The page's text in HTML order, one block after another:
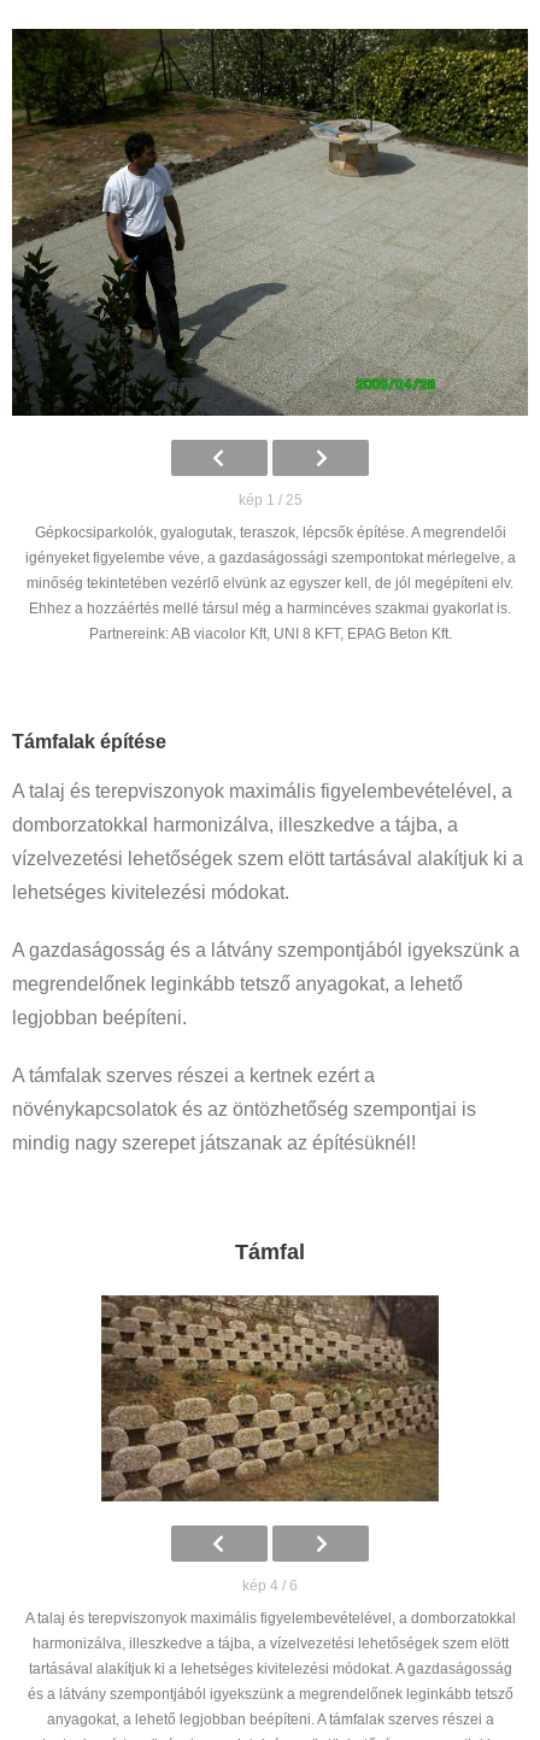
kép 1 / 25
Gépkocsiparkolók, gyalogutak, teraszok, lépcsők építése. A megrendelői
igényeket figyelembe véve, a gazdaságossági szempontokat mérlegelve, a
minőség tekintetében vezérlő elvünk az egyszer kell, de jól megépíteni elv.
Ehhez a hozzáértés mellé társul még a harmincéves szakmai gyakorlat is.
Partnereink: AB viacolor Kft, UNI 8 KFT, EPAG Beton Kft.
Támfal ak építése
A talaj és terepviszonyok maximális figyelembevételével, a
domborzatokkal harmonizálva, illeszkedve a tájba, a
vízelvezetési lehetőségek szem elött tartásával alakítjuk ki a
lehetséges kivitelezési módokat.
A gazdaságosság és a látvány szempontjából igyekszünk a
megrendelőnek leginkább tetsző anyagokat, a lehető
legjobban beépíteni.
A támfalak szerves részei a kertnek ezért a
növénykapcsolatok és az öntözhetőség szempontjai is
mindig nagy szerepet játszanak az építésüknél!
Támfal
kép 4 / 6
A talaj és terepviszonyok maximális figyelembevételével, a domborzatokkal
harmonizálva, illeszkedve a tájba, a vízelvezetési lehetőségek szem elött
tartásával alakítjuk ki a lehetséges kivitelezési módokat. A gazdaságosság
és a látvány szempontjából igyekszünk a megrendelőnek leginkább tetsző
anyagokat, a lehető legjobban beépíteni. A támfalak szerves részei a